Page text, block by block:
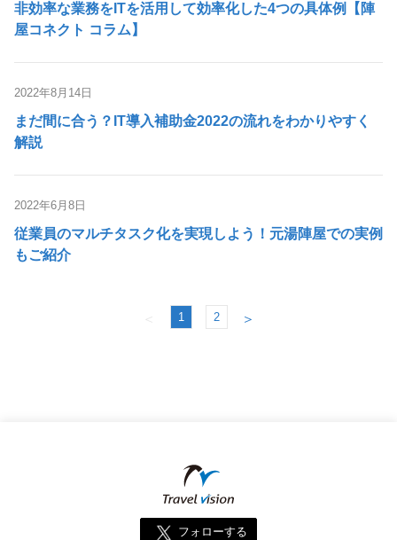
非効率な業務をITを活用して効率化した4つの具体例【陣
屋コネクト コラム】
2022年8月14日
まだ間に合う？IT導入補助金2022の流れをわかりやすく
解説
2022年6月8日
従業員のマルチタスク化を実現しよう！元湯陣屋での実例
もご紹介
＜ 1 2 ＞
フォローする